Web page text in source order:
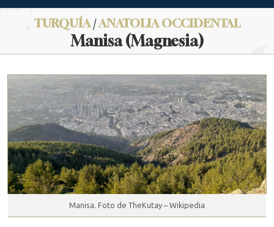
TURQUÍA/ANATOLIA OCCIDENTAL
Manisa (Magnesia)
Manisa. Foto de TheKutay – Wikipedia